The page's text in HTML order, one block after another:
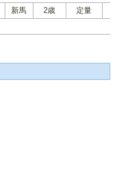
新馬 2歳 定量